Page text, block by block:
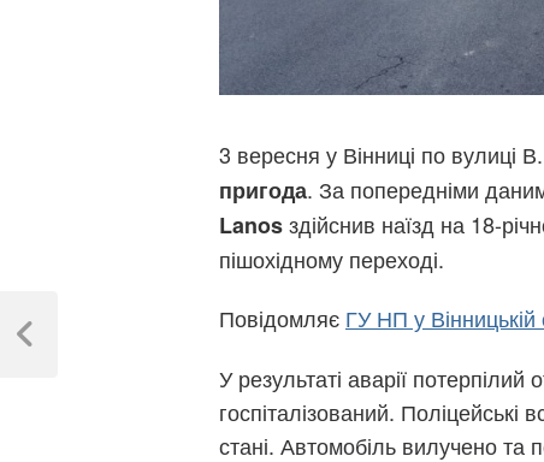
3 вересня у Вінниці по вулиці
пригода. За попередніми
Lanosздійснив наїзд на 18-
пішохідному переході.
Повідомляє ГУ НП у Вінницькій
У результаті аварії
госпіталізований.
стані. Автомобіль вилучено
записів
Previous